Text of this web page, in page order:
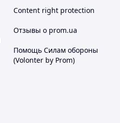
Content right protection
Отзывы о prom.ua
Помощь Силам обороны
(Volonter by Prom)